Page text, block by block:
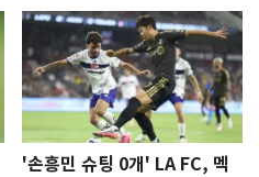
'손흥민 슈팅 0개' LA FC, 멕